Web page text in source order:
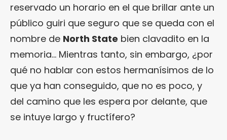
reservado un horario en el que brillar ante un
público guiri que seguro que se queda con el
nombre de North State bien clavadito en la
memoria… Mientras tanto, sin embargo, ¿por
qué no hablar con estos hermanísimos de lo
que ya han conseguido, que no es poco, y
del camino que les espera por delante, que
se intuye largo y fructífero?